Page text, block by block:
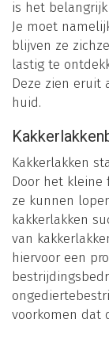
is het
Je moet
blijven ze
lastig te
Deze zien eruit
huid.
Kakkerlakken
Door het kleine
ze kunnen
kakkerlakken
van
hiervoor een
voorkomen dat